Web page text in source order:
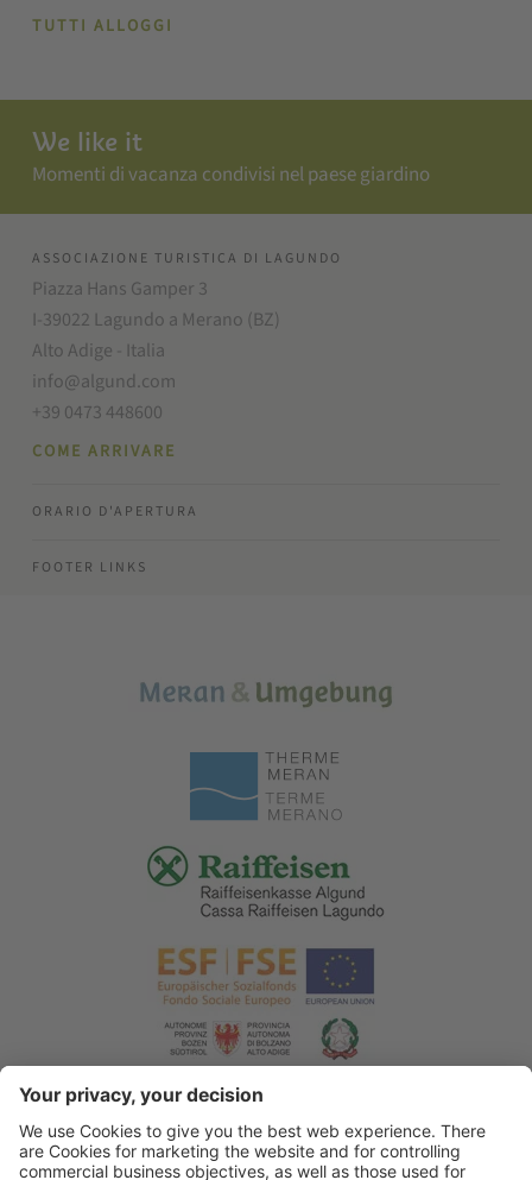
TUTTI ALLOGGI
We like it
Momenti di vacanza condivisi nel paese giardino
ASSOCIAZIONE TURISTICA DI LAGUNDO
Piazza Hans Gamper 3
I-39022 Lagundo a Merano (BZ)
Alto Adige - Italia
info@algund.com
+39 0473 448600
COME ARRIVARE
ORARIO D'APERTURA
FOOTER LINKS